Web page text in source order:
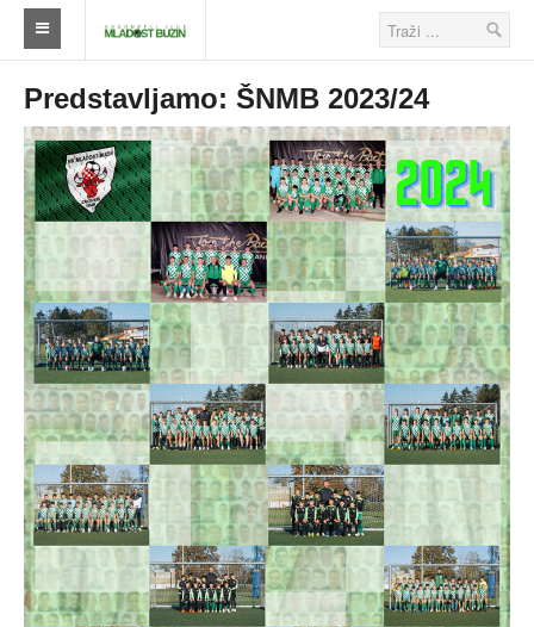
Naslovna
Klub
Škola nogometa
Ostalo
Klub
Novosti
Seniori
Škola nogometa
Veterani
Savezi
Buzin
Predstavljamo: ŠNMB 2023/24